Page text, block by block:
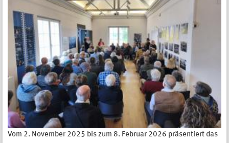
Vom 2. November 2025 bis zum 8. Februar 2026 präsentiert das